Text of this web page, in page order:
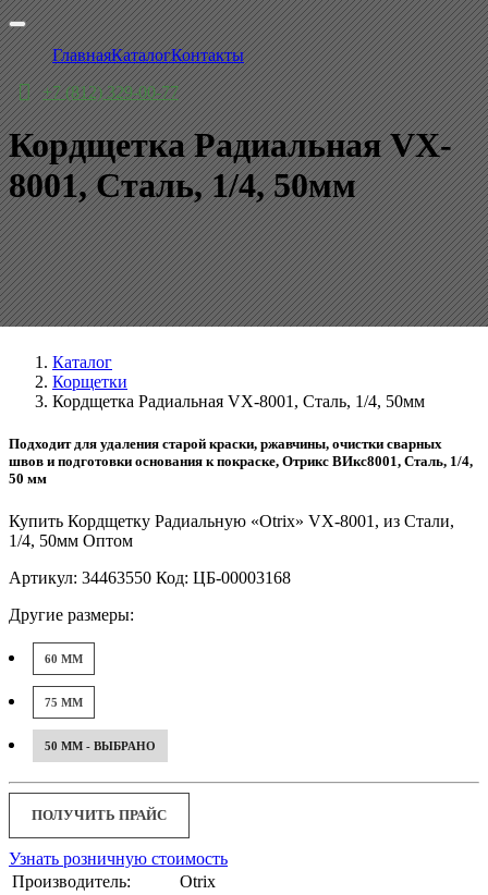
ГлавнаяКаталогКонтакты
+7 (812) 329-00-77
Кордщетка Радиальная VX-
8001, Сталь, 1/4, 50мм
Каталог
Корщетки
Кордщетка Радиальная VX-8001, Сталь, 1/4, 50мм
Подходит для удаления старой краски, ржавчины, очистки сварных
швов и подготовки основания к покраске, Отрикс ВИкс8001, Сталь, 1/4,
50 мм
Купить Кордщетку Радиальную «Otrix» VX-8001, из Стали,
1/4, 50мм Оптом
Артикул: 34463550 Код: ЦБ-00003168
Другие размеры:
60 ММ
75 ММ
50 ММ - ВЫБРАНО
ПОЛУЧИТЬ ПРАЙС
Узнать розничную стоимость
Производитель:
Otrix